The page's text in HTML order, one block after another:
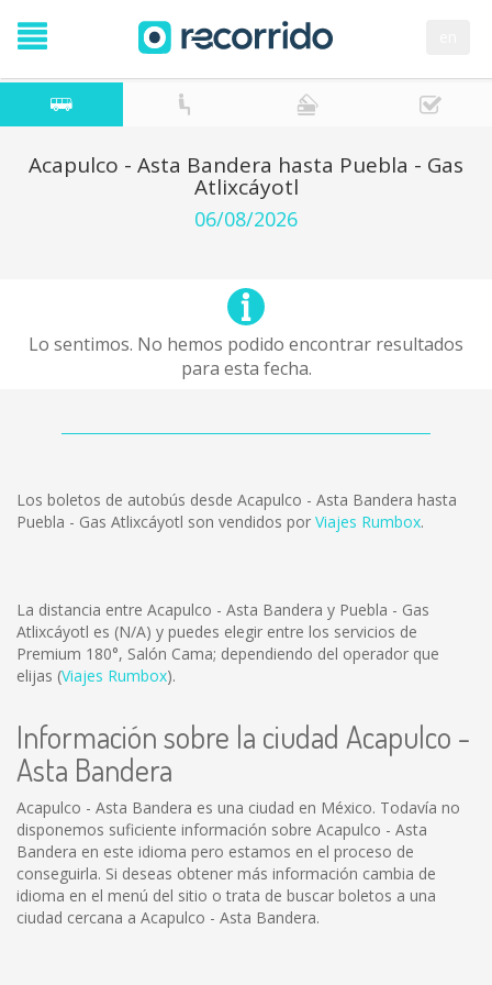
Acapulco - Asta Bandera hasta Puebla - Gas
Atlixcáyotl
06/08/2026
Lo sentimos. No hemos podido encontrar resultados
para esta fecha.
Los boletos de autobús desde Acapulco - Asta Bandera hasta
Puebla - Gas Atlixcáyotl son vendidos por Viajes Rumbox.
La distancia entre Acapulco - Asta Bandera y Puebla - Gas
Atlixcáyotl es (N/A) y puedes elegir entre los servicios de
Premium 180°, Salón Cama; dependiendo del operador que
elijas (Viajes Rumbox).
Información sobre la ciudad Acapulco -
Asta Bandera
Acapulco - Asta Bandera es una ciudad en México. Todavía no
disponemos suficiente información sobre Acapulco - Asta
Bandera en este idioma pero estamos en el proceso de
conseguirla. Si deseas obtener más información cambia de
idioma en el menú del sitio o trata de buscar boletos a una
ciudad cercana a Acapulco - Asta Bandera.